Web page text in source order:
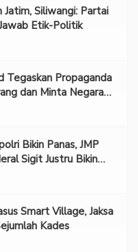
Jatim, Siliwangi: Partai
Etik-Politik
Tegaskan Propaganda
dan Minta Negara
Bikin Panas, JMP
Sigit Justru Bikin
Smart Village, Jaksa
Kades